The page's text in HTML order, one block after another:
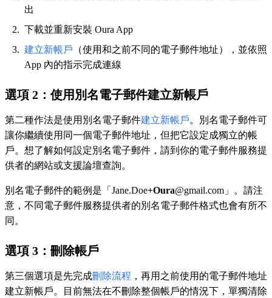
出
下載並重新安裝 Oura App
建立新帳戶 （使用和之前不同的電子郵件地址），並依照
App 內的指示完成連線
選項 2：使用別名電子郵件建立新帳戶
第二種作法是使用別名電子郵件建立新帳戶。別名電子郵件可
讓你繼續使用同一個電子郵件地址，但把它設定成獨立的帳
戶。想了解如何設定別名電子郵件，請到你的電子郵件服務提
供者的網站或支援論壇查詢。
別名電子郵件的範例是「Jane.Doe+Oura@gmail.com」。請注
意，不同電子郵件服務提供者的別名電子郵件格式也會有所不
同。
選項 3：刪除帳戶
第三個選項是先完成刪除流程 ，再用之前使用的電子郵件地址
建立新帳戶。目前無法在不刪除整個帳戶的情況下，單獨清除